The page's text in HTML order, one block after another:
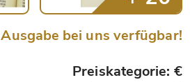
Ausgabe bei uns verfügbar!
Preiskategorie: €